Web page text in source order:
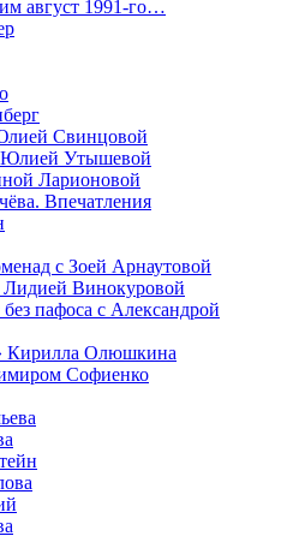
август 1991-го…
Свинцовой
Юлией Утышевой
Ларионовой
Впечатления
с Зоей Арнаутовой
Лидией Винокуровой
пафоса с Александрой
Кирилла Олюшкина
Софиенко